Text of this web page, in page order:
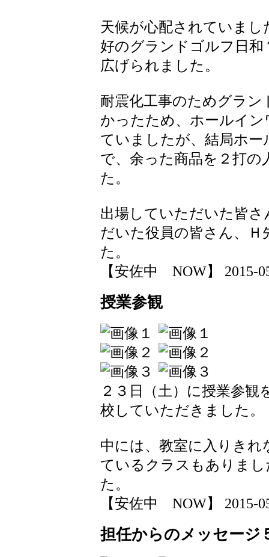
天候が心配されていま
好のグランドゴルフ日
広げられました。
耐震化工事のためグラ
かったため、ホールイ
ていましたが、結局ホ
で、余った商品を２打
た。
出場していただいた皆
だいた役員の皆さん、
た。
【安佐中 NOW】 2015-
授業参観
２３日（土）に授業参
校していただきました。
中には、教室に入りき
ているクラスもありま
た。
【安佐中 NOW】 2015-
担任からのメッセージ